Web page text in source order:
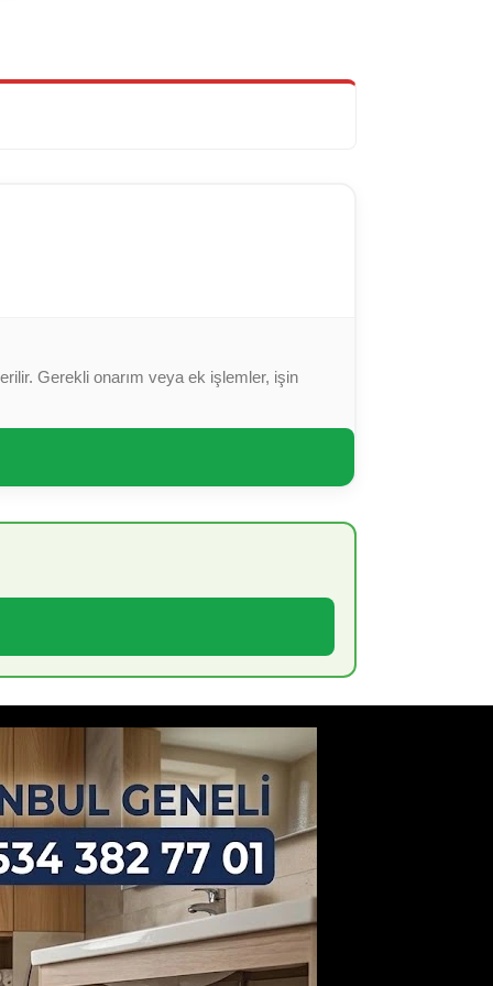
Gerekli onarım veya ek işlemler, işin